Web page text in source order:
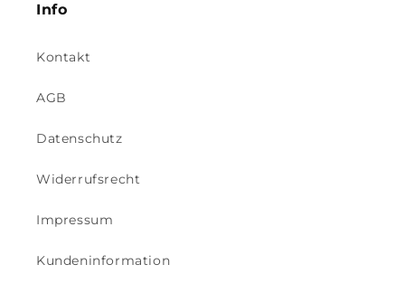
Info
Kontakt
AGB
Datenschutz
Widerrufsrecht
Impressum
Kundeninformation